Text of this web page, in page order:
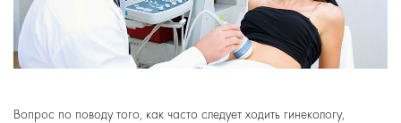
Вопрос по поводу того, как часто следует ходить гинекологу,